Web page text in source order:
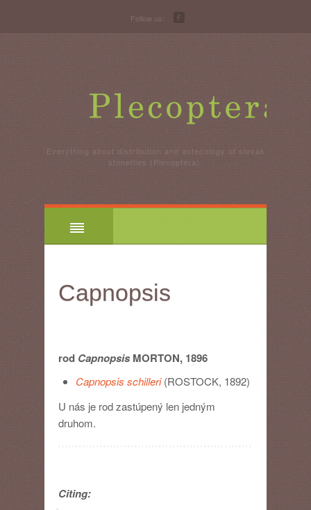
Follow us:
Everything about distribution and autecology of slovak
stoneflies (Plecoptera).
Capnopsis
rod CapnopsisMORTON, 1896
Capnopsis schilleri(ROSTOCK, 1892)
U nás je rod zastúpený len jedným
druhom.
Citing: